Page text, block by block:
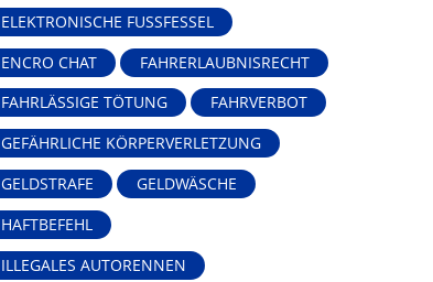
ELEKTRONISCHE FUSSFESSEL
ENCRO CHAT
FAHRERLAUBNISRECHT
FAHRLÄSSIGE TÖTUNG
FAHRVERBOT
GEFÄHRLICHE KÖRPERVERLETZUNG
GELDSTRAFE
GELDWÄSCHE
HAFTBEFEHL
ILLEGALES AUTORENNEN